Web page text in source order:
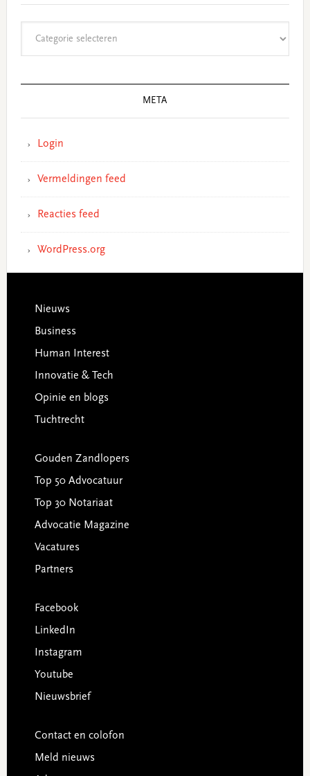
META
Login
Vermeldingen feed
Reacties feed
WordPress.org
Footer
Nieuws
Business
Human Interest
Innovatie & Tech
Opinie en blogs
Tuchtrecht
Gouden Zandlopers
Top 50 Advocatuur
Top 30 Notariaat
Advocatie Magazine
Vacatures
Partners
Facebook
LinkedIn
Instagram
Youtube
Nieuwsbrief
Contact en colofon
Meld nieuws